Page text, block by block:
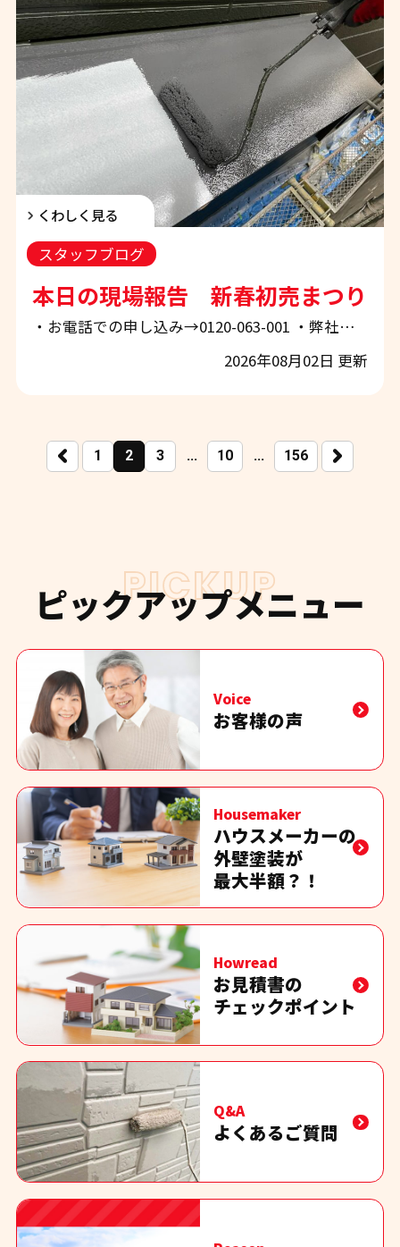
くわしく見る
本日の現場報告 新春初売まつり開
・お電話での申し込み→0120-063-001 ・弊社ホームページから申し込み→「お問合せ・お見積もり」 ぜひお気軽にご相談下さい！ 【初売りまつり開催中】和歌山市で外壁塗装・屋根塗装をご検討中の方必見！本日の現場報告と、お得なキャンペーンをご紹介 和歌山市・岩出市・紀の川市・海南市・橋本市・有田郡・泉南市周辺で、外壁塗装・屋根塗装をご検討中の皆様、こんにちは。 地域密着の外壁塗装・屋根塗装専門店 「エースペイント」です。 いつもスタッフブログをご覧いただき、誠にありがとうございます。 現在エースペイントでは、毎年ご好評をいただいている「初売りまつりキャンペーン」を開催し
2026年08月02日 更新
スタッフブログ
1 2 3 ... 10 ...
NEXT 156
PICKUP
ピックアップメニュー
Voice
お客様の声
Housemaker
ハウスメーカーの
外壁塗装が
最大半額？！
Howread
お見積書の
チェックポイント
Q&A
よくあるご質問